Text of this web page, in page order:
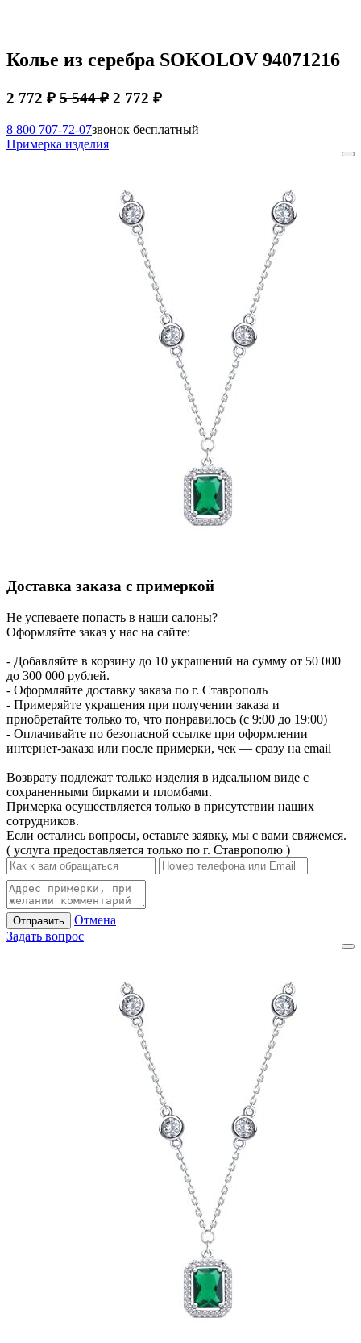
Колье из серебра SOKOLOV 94071216
2 772 ₽ 5 544 ₽ 2 772 ₽
8 800 707-72-07звонок бесплатный
Примерка изделия
Доставка заказа с примеркой
Не успеваете попасть в наши салоны?
Оформляйте заказ у нас на сайте:
- Добавляйте в корзину до 10 украшений на сумму от 50 000
до 300 000 рублей.
- Оформляйте доставку заказа по г. Ставрополь
- Примеряйте украшения при получении заказа и
приобретайте только то, что понравилось (с 9:00 до 19:00)
- Оплачивайте по безопасной ссылке при оформлении
интернет-заказа или после примерки, чек — сразу на email
Возврату подлежат только изделия в идеальном виде с
сохраненными бирками и пломбами.
Примерка осуществляется только в присутствии наших
сотрудников.
Если остались вопросы, оставьте заявку, мы с вами свяжемся.
( услуга предоставляется только по г. Ставрополю )
Отправить
Отмена
Задать вопрос